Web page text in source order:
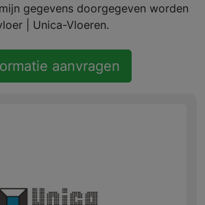
gegevens doorgegeven worden
| Unica-Vloeren.
aanvragen